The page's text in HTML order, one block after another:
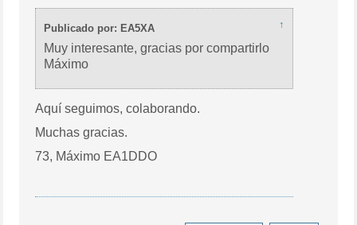
Publicado por: EA5XA ↑
Muy interesante, gracias por compartirlo
Máximo
Aquí seguimos, colaborando.
Muchas gracias.
73, Máximo EA1DDO